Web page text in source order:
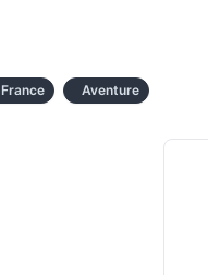
France Aventure